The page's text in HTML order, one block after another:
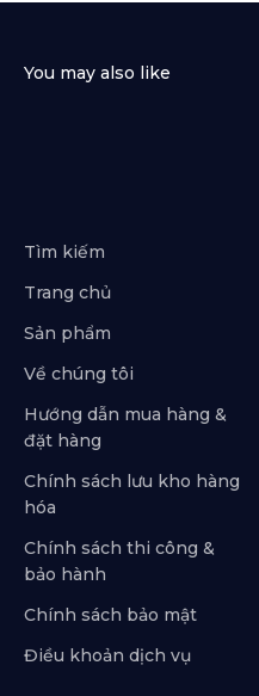
Tìm kiếm
Trang chủ
Sản phẩm
Về chúng tôi
Hướng dẫn mua hàng &
đặt hàng
Chính sách lưu kho hàng
hóa
Chính sách thi công &
bảo hành
Chính sách bảo mật
Điều khoản dịch vụ